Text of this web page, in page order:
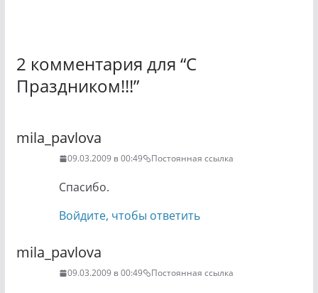
2 комментария для “С
Праздником!!!”
mila_pavlova
09.03.2009 в 00:49 Постоянная ссылка
Спасибо.
Войдите, чтобы ответить
mila_pavlova
09.03.2009 в 00:49 Постоянная ссылка